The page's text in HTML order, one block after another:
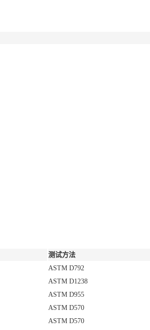
测试方法
ASTM D792
ASTM D1238
ASTM D955
ASTM D570
ASTM D570